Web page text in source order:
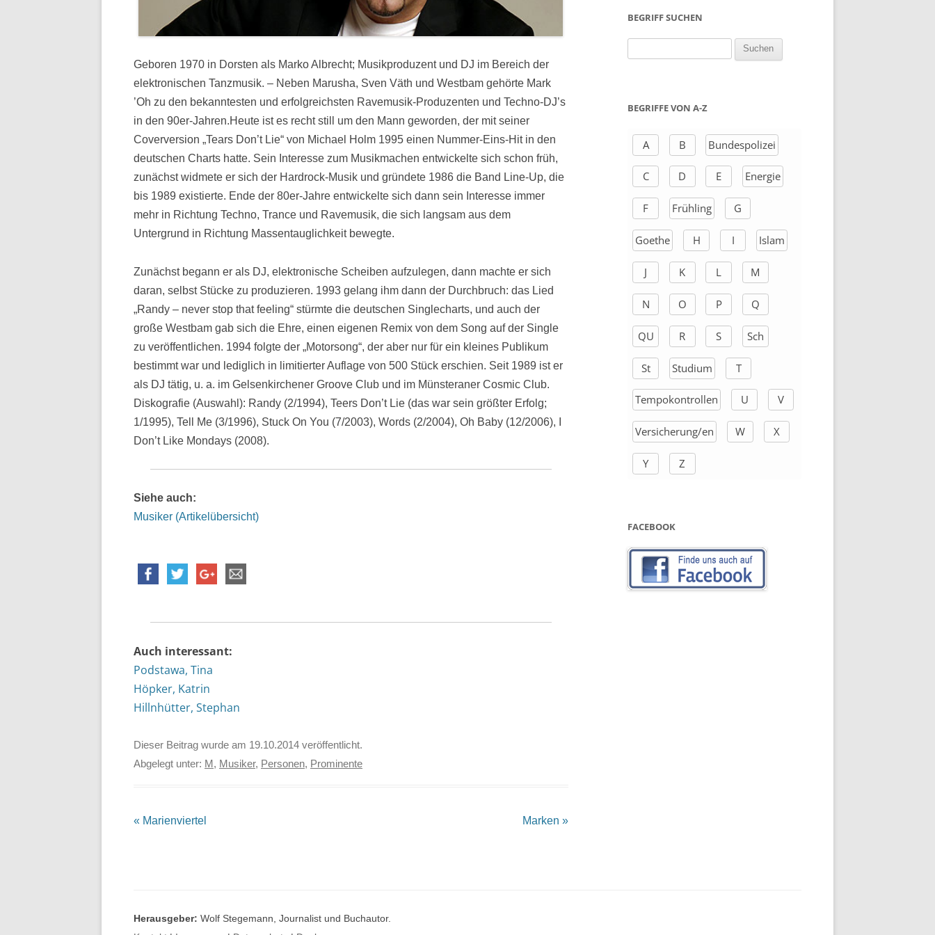
Geboren 1970 in Dorsten als Marko Albrecht; Musikproduzent und DJ im Bereich der
elektronischen Tanzmusik. – Neben Marusha, Sven Väth und Westbam gehörte Mark
’Oh zu den bekanntesten und erfolgreichsten Ravemusik-Produzenten und Techno-DJ’s
in den 90er-Jahren.Heute ist es recht still um den Mann geworden, der mit seiner
Coverversion „Tears Don’t Lie“ von Michael Holm 1995 einen Nummer-Eins-Hit in den
deutschen Charts hatte. Sein Interesse zum Musikmachen entwickelte sich schon früh,
zunächst widmete er sich der Hardrock-Musik und gründete 1986 die Band Line-Up, die
bis 1989 existierte. Ende der 80er-Jahre entwickelte sich dann sein Interesse immer
mehr in Richtung Techno, Trance und Ravemusik, die sich langsam aus dem
Untergrund in Richtung Massentauglichkeit bewegte.
Zunächst begann er als DJ, elektronische Scheiben aufzulegen, dann machte er sich
daran, selbst Stücke zu produzieren. 1993 gelang ihm dann der Durchbruch: das Lied
„Randy – never stop that feeling“ stürmte die deutschen Singlecharts, und auch der
große Westbam gab sich die Ehre, einen eigenen Remix von dem Song auf der Single
zu veröffentlichen. 1994 folgte der „Motorsong“, der aber nur für ein kleines Publikum
bestimmt war und lediglich in limitierter Auflage von 500 Stück erschien. Seit 1989 ist er
als DJ tätig, u. a. im Gelsenkirchener Groove Club und im Münsteraner Cosmic Club.
Diskografie (Auswahl): Randy (2/1994), Teers Don’t Lie (das war sein größter Erfolg;
1/1995), Tell Me (3/1996), Stuck On You (7/2003), Words (2/2004), Oh Baby (12/2006), I
Don’t Like Mondays (2008).
Siehe auch:
Musiker (Artikelübersicht)
Auch interessant:
Podstawa, Tina
Höpker, Katrin
Hillnhütter, Stephan
Dieser Beitrag wurde am 19.10.2014 veröffentlicht.
Abgelegt unter: M , Musiker, Personen, Prominente
Beitrags-
« Marienviertel Marken »
BEGRIFF SUCHEN
h
h
BEGRIFFE VON A-Z
A B Bundespolizei
C D E Energie
F Frühling G
Goethe H I Islam
J K L M
N O P Q
QU R S Sch
St Studium T
Tempokontrollen U V
Versicherung/en W X
Y Z
FACEBOOK
Herausgeber: Wolf Stegemann, Journalist und Buchautor.